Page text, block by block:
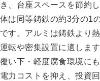
、台座スペースを節約
は同等鋳鉄の約3分の1
す。アルミは鋳鉄より
転や密集設置に適しま
い下・軽度腐食環境に
力コストを抑え、投資